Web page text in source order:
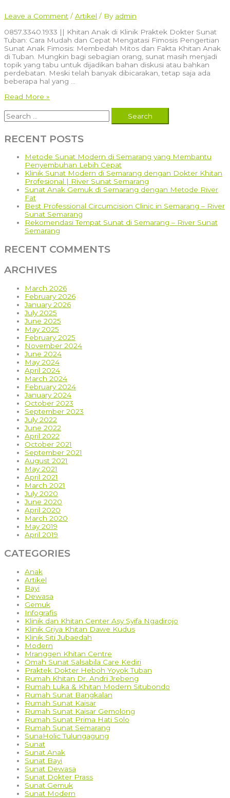
Leave a Comment / Artikel / By admin
0857.3340.1933 || Khitan Anak di Klinik Praktek Dokter Sunat
Tuban: Cara Mudah dan Cepat Mengatasi Fimosis Pengertian
Sunat Anak Fimosis: Membedah Mitos dan Fakta Khitan Anak
di Tuban. Mungkin bagi sebagian orang, sunat masih menjadi
topik yang tabu untuk dijadikan bahan diskusi atau bahkan
perdebatan. Meski telah banyak dibicarakan, tetap saja ada
beberapa hal yang …
0857.3340.1933
Khitan
Anak
Klinik
Dokter
Tuban:
Mudah
Mengatasi
Fimosis
Read More »
Search
for:
RECENT POSTS
Metode Sunat Modern di Semarang yang Membantu
Penyembuhan Lebih Cepat
Klinik Sunat Modern di Semarang dengan Dokter Khitan
Profesional | River Sunat Semarang
Sunat Anak Gemuk di Semarang dengan Metode River
Fat
Best Professional Circumcision Clinic in Semarang – River
Sunat Semarang
Rekomendasi Tempat Sunat di Semarang – River Sunat
Semarang
RECENT COMMENTS
ARCHIVES
March 2026
February 2026
January 2026
July 2025
June 2025
May 2025
February 2025
November 2024
June 2024
May 2024
April 2024
March 2024
February 2024
January 2024
October 2023
September 2023
July 2022
June 2022
April 2022
October 2021
September 2021
August 2021
May 2021
April 2021
March 2021
July 2020
June 2020
April 2020
March 2020
May 2019
April 2019
CATEGORIES
Anak
Artikel
Bayi
Dewasa
Gemuk
Infografis
Klinik dan Khitan Center Asy Syifa Ngadirojo
Klinik Griya Khitan Dawe Kudus
Klinik Siti Jubaedah
Modern
Mranggen Khitan Centre
Omah Sunat Salsabila Care Kediri
Praktek Dokter Heboh Yoyok Tuban
Rumah Khitan Dr. Andri Jrebeng
Rumah Luka & Khitan Modern Situbondo
Rumah Sunat Bangkalan
Rumah Sunat Kaisar
Rumah Sunat Kaisar Gemolong
Rumah Sunat Prima Hati Solo
Rumah Sunat Semarang
SunaHolic Tulungagung
Sunat
Sunat Anak
Sunat Bayi
Sunat Dewasa
Sunat Dokter Prass
Sunat Gemuk
Sunat Modern